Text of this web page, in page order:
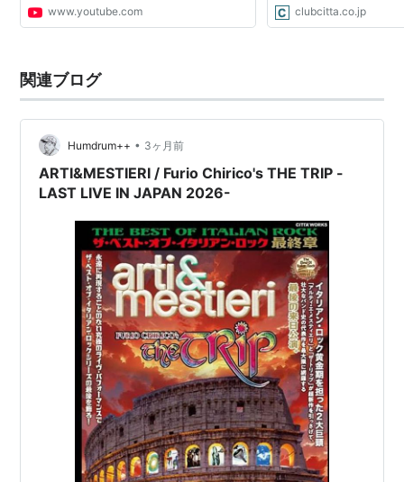
www.youtube.com clubcitta.co.jp
関連ブログ
Humdrum++ • 3ヶ月前
ARTI&MESTIERI / Furio Chirico's THE TRIP -
LAST LIVE IN JAPAN 2026-